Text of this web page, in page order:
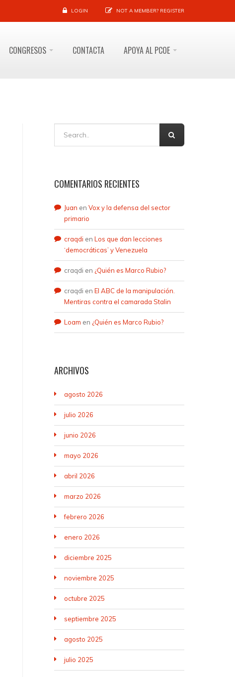
LOGIN NOT A MEMBER? REGISTER
CONGRESOS CONTACTA APOYA AL PCOE
COMENTARIOS RECIENTES
Juan en Vox y la defensa del sector
primario
craqdi en Los que dan lecciones
‘democráticas’ y Venezuela
craqdi en ¿Quién es Marco Rubio?
craqdi en El ABC de la manipulación.
Mentiras contra el camarada Stalin
Loam en ¿Quién es Marco Rubio?
ARCHIVOS
agosto 2026
julio 2026
junio 2026
mayo 2026
abril 2026
marzo 2026
febrero 2026
enero 2026
diciembre 2025
noviembre 2025
octubre 2025
septiembre 2025
agosto 2025
julio 2025